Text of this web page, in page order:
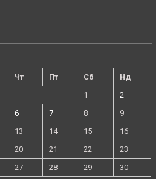
Чт Пт Сб
Нд
1
2
6 7 8
9
13 14 15
16
20 21 22
23
27 28 29 30